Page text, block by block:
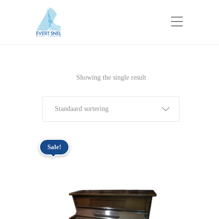
Showing the single result
Standaard sortering
Sale!